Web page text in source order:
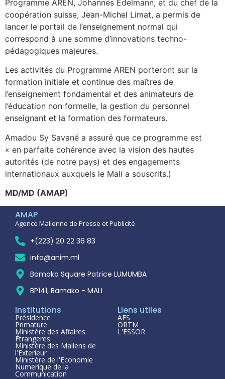
Programme AREN, Johannes Edelmann, et du chef de la
coopération suisse, Jean-Michel Limat, a permis de
lancer le portail de l’enseignement normal qui
correspond à une somme d’innovations techno-
pédagogiques majeures.
Les activités du Programme AREN porteront sur la
formation initiale et continue des maîtres de
l’enseignement fondamental et des animateurs de
l’éducation non formelle, la gestion du personnel
enseignant et la formation des formateurs.
Amadou Sy Savané a assuré que ce programme est
« en parfaite cohérence avec la vision des hautes
autorités (de notre pays) et des engagements
internationaux auxquels le Mali a souscrits.)
MD/MD (AMAP)
AMAP
Agence Malienne de Presse et Publicité
+(223) 20 22 36 83
info@anim.ml
Bamako Square Patrice LUMUMBA
BP141, Bamako - MALI
Institutions
Présidence
Primature
Ministère des Affaires
Étrangeres
Ministère des Maliens de
l'Exterieur
Ministère de l'Economie
Numerique de la
Communication
Liens utiles
AES
ORTM
L'ESSOR